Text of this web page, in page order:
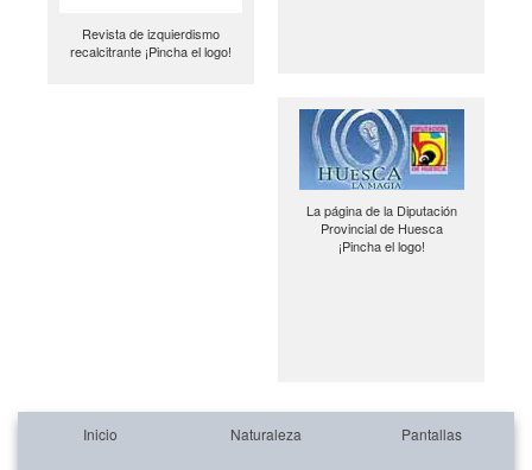
Revista de izquierdismo
recalcitrante ¡Pincha el logo!
La página de la Diputación
Provincial de Huesca
¡Pincha el logo!
Inicio Naturaleza Pantallas